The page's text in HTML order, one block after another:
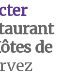
de